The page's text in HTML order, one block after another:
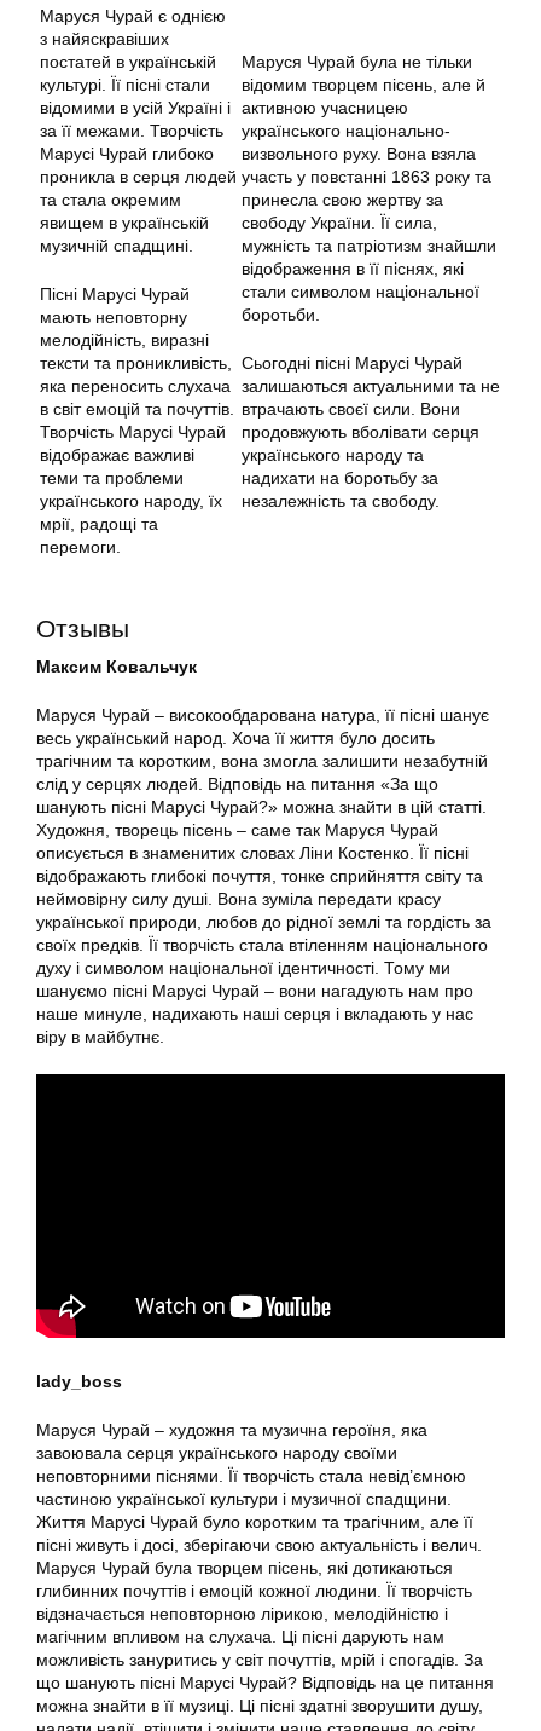
Маруся Чурай є однією
з найяскравіших
постатей в українській
культурі. Її пісні стали
відомими в усій Україні і
за її межами. Творчість
Марусі Чурай глибоко
проникла в серця людей
та стала окремим
явищем в українській
музичній спадщині.
Пісні Марусі Чурай
мають неповторну
мелодійність, виразні
тексти та проникливість,
яка переносить слухача
в світ емоцій та почуттів.
Творчість Марусі Чурай
відображає важливі
теми та проблеми
українського народу, їх
мрії, радощі та
перемоги.
Маруся Чурай була не тільки
відомим творцем пісень, але й
активною учасницею
українського національно-
визвольного руху. Вона взяла
участь у повстанні 1863 року та
принесла свою жертву за
свободу України. Її сила,
мужність та патріотизм знайшли
відображення в її піснях, які
стали символом національної
боротьби.
Сьогодні пісні Марусі Чурай
залишаються актуальними та не
втрачають своєї сили. Вони
продовжують вболівати серця
українського народу та
надихати на боротьбу за
незалежність та свободу.
Отзывы
Максим Ковальчук
Маруся Чурай – високообдарована натура, її пісні шанує
весь український народ. Хоча її життя було досить
трагічним та коротким, вона змогла залишити незабутній
слід у серцях людей. Відповідь на питання «За що
шанують пісні Марусі Чурай?» можна знайти в цій статті.
Художня, творець пісень – саме так Маруся Чурай
описується в знаменитих словах Ліни Костенко. Її пісні
відображають глибокі почуття, тонке сприйняття світу та
неймовірну силу душі. Вона зуміла передати красу
української природи, любов до рідної землі та гордість за
своїх предків. Її творчість стала втіленням національного
духу і символом національної ідентичності. Тому ми
шануємо пісні Марусі Чурай – вони нагадують нам про
наше минуле, надихають наші серця і вкладають у нас
віру в майбутнє.
lady_boss
Маруся Чурай – художня та музична героїня, яка
завоювала серця українського народу своїми
неповторними піснями. Її творчість стала невід’ємною
частиною української культури і музичної спадщини.
Життя Марусі Чурай було коротким та трагічним, але її
пісні живуть і досі, зберігаючи свою актуальність і велич.
Маруся Чурай була творцем пісень, які дотикаються
глибинних почуттів і емоцій кожної людини. Її творчість
відзначається неповторною лірикою, мелодійністю і
магічним впливом на слухача. Ці пісні дарують нам
можливість зануритись у світ почуттів, мрій і спогадів. За
що шанують пісні Марусі Чурай? Відповідь на це питання
можна знайти в її музиці. Ці пісні здатні зворушити душу,